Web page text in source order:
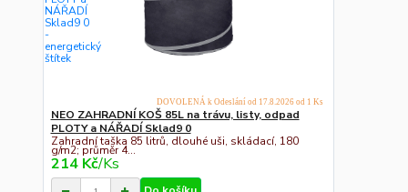
NEO ZAHRADNÍ KOŠ 85L na trávu, listy, odpad
PLOTY a NÁŘADÍ Sklad9 0
Zahradní taška 85 litrů, dlouhé uši, skládací, 180
g/m2; průměr 4...
214 Kč/Ks
DOVOLENÁ k Odeslání od 17.8.2026 od 1 Ks